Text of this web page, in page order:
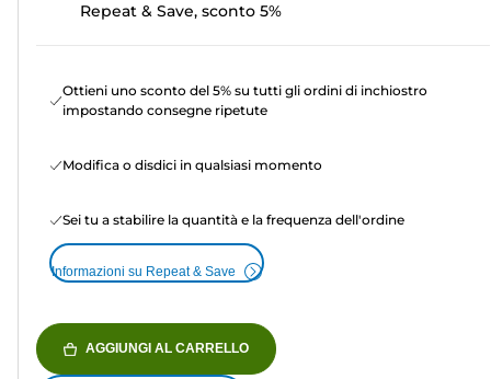
Repeat & Save, sconto 5%
Ottieni uno sconto del 5% su tutti gli ordini di inchiostro
impostando consegne ripetute
Modifica o disdici in qualsiasi momento
Sei tu a stabilire la quantità e la frequenza dell'ordine
Informazioni su Repeat & Save
AGGIUNGI AL CARRELLO